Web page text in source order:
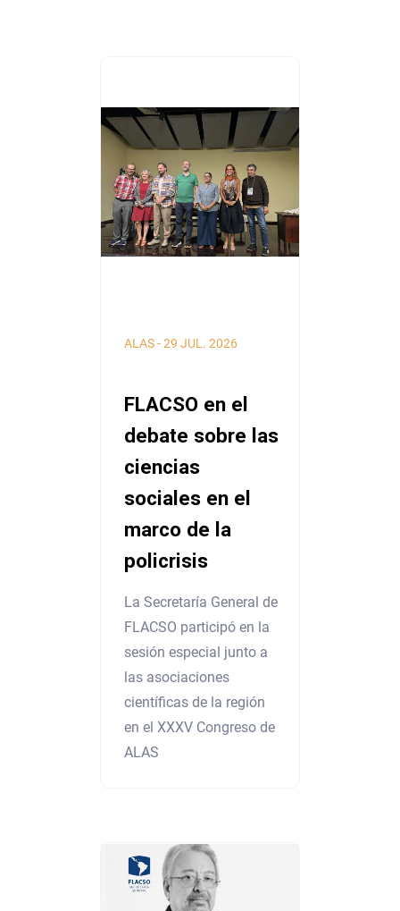
ALAS-29 JUL. 2026
FLACSO en el
debate sobre las
ciencias
sociales en el
marco de la
policrisis
La Secretaría General de
FLACSO participó en la
sesión especial junto a
las asociaciones
científicas de la región
en el XXXV Congreso de
ALAS